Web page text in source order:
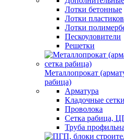
Лотки бетонные
Лотки
Лотки
Пескоуловители
Решетки
Металлопрокат
рабица)
Арматура
Кладочные сетки
Проволока
Сетка рабица,
Труба